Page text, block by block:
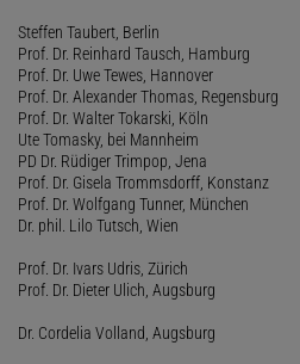
Steffen Taubert, Berlin
Prof. Dr. Reinhard Tausch, Hamburg
Prof. Dr. Uwe Tewes, Hannover
Prof. Dr. Alexander Thomas, Regensburg
Prof. Dr. Walter Tokarski, Köln
Ute Tomasky, bei Mannheim
PD Dr. Rüdiger Trimpop, Jena
Prof. Dr. Gisela Trommsdorff, Konstanz
Prof. Dr. Wolfgang Tunner, München
Dr. phil. Lilo Tutsch, Wien
Prof. Dr. Ivars Udris, Zürich
Prof. Dr. Dieter Ulich, Augsburg
Dr. Cordelia Volland, Augsburg